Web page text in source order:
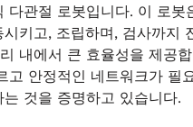
다관절 로봇입니다. 이 로봇
시키고, 조립하며, 검사까지
내에서 큰 효율성을 제공
고 안정적인 네트워크가 필
는 것을 증명하고 있습니다.